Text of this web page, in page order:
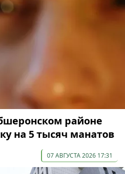
районе
на 5 тысяч манатов
07 АВГУСТА 2026 17:31